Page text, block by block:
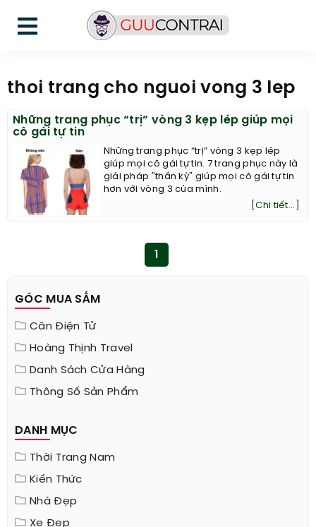
thoi trang cho nguoi vong 3 lep
Những trang phục “trị” vòng 3 kẹp lép giúp mọi
cô gái tự tin
Những trang phục “trị” vòng 3 kẹp lép
giúp mọi cô gái tự tin. 7 trang phục này là
giải pháp "thần kỳ" giúp mọi cô gái tự tin
hơn với vòng 3 của mình.
[Chi tiết...]
GÓC MUA SẮM
Cân Điện Tử
Hoàng Thịnh Travel
Danh Sách Cửa Hàng
Thông Số Sản Phẩm
DANH MỤC
Thời Trang Nam
Kiến Thức
Nhà Đẹp
Xe Đẹp